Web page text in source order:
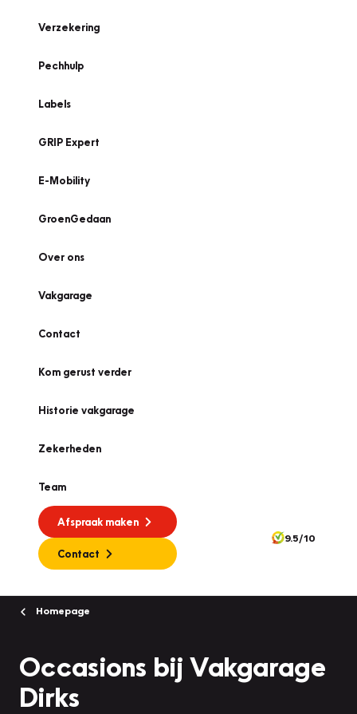
Verzekering
Pechhulp
Labels
GRIP Expert
E-Mobility
GroenGedaan
Over ons
Vakgarage
Contact
Kom gerust verder
Historie vakgarage
Zekerheden
Team
Afspraak maken
Contact
9.5/10
Homepage
Occasions bij Vakgarage
Dirks